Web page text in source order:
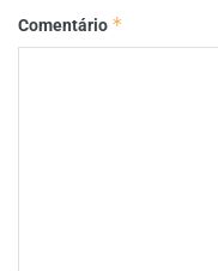
Comentário *